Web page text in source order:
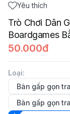
Yêu thích
Trò Chơi Dân
Boardgames
50.000đ
Loại:
Bàn gấp gọn
Bàn gấp gọn